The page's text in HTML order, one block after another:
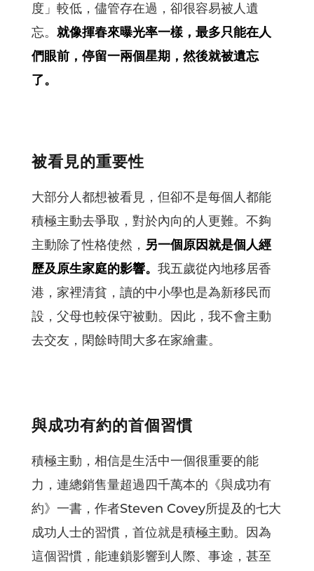
度」較低，儘管存在過，卻很容易被人遺
忘。 就像揮春來曝光率一樣，最多只能在人
們眼前，停留一兩個星期，然後就被遺忘
了。
被看見的重要性
大部分人都想被看見，但卻不是每個人都能
積極主動去爭取，對於內向的人更難。不夠
主動除了性格使然， 另一個原因就是個人經
歷及原生家庭的影響。 我五歲從內地移居香
港，家裡清貧，讀的中小學也是為新移民而
設，父母也較保守被動。因此，我不會主動
去交友，閑餘時間大多在家繪畫。
與成功有約的首個習慣
積極主動，相信是生活中一個很重要的能
力，連總銷售量超過四千萬本的《與成功有
約》一書，作者Steven Covey所提及的七大
成功人士的習慣，首位就是積極主動。因為
這個習慣，能連鎖影響到人際、事途，甚至